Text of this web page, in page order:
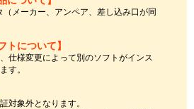
メーカー、アンペア、差し込み口が同
トについて】
仕様変更によって別のソフトがインス
す。
対象外となります。